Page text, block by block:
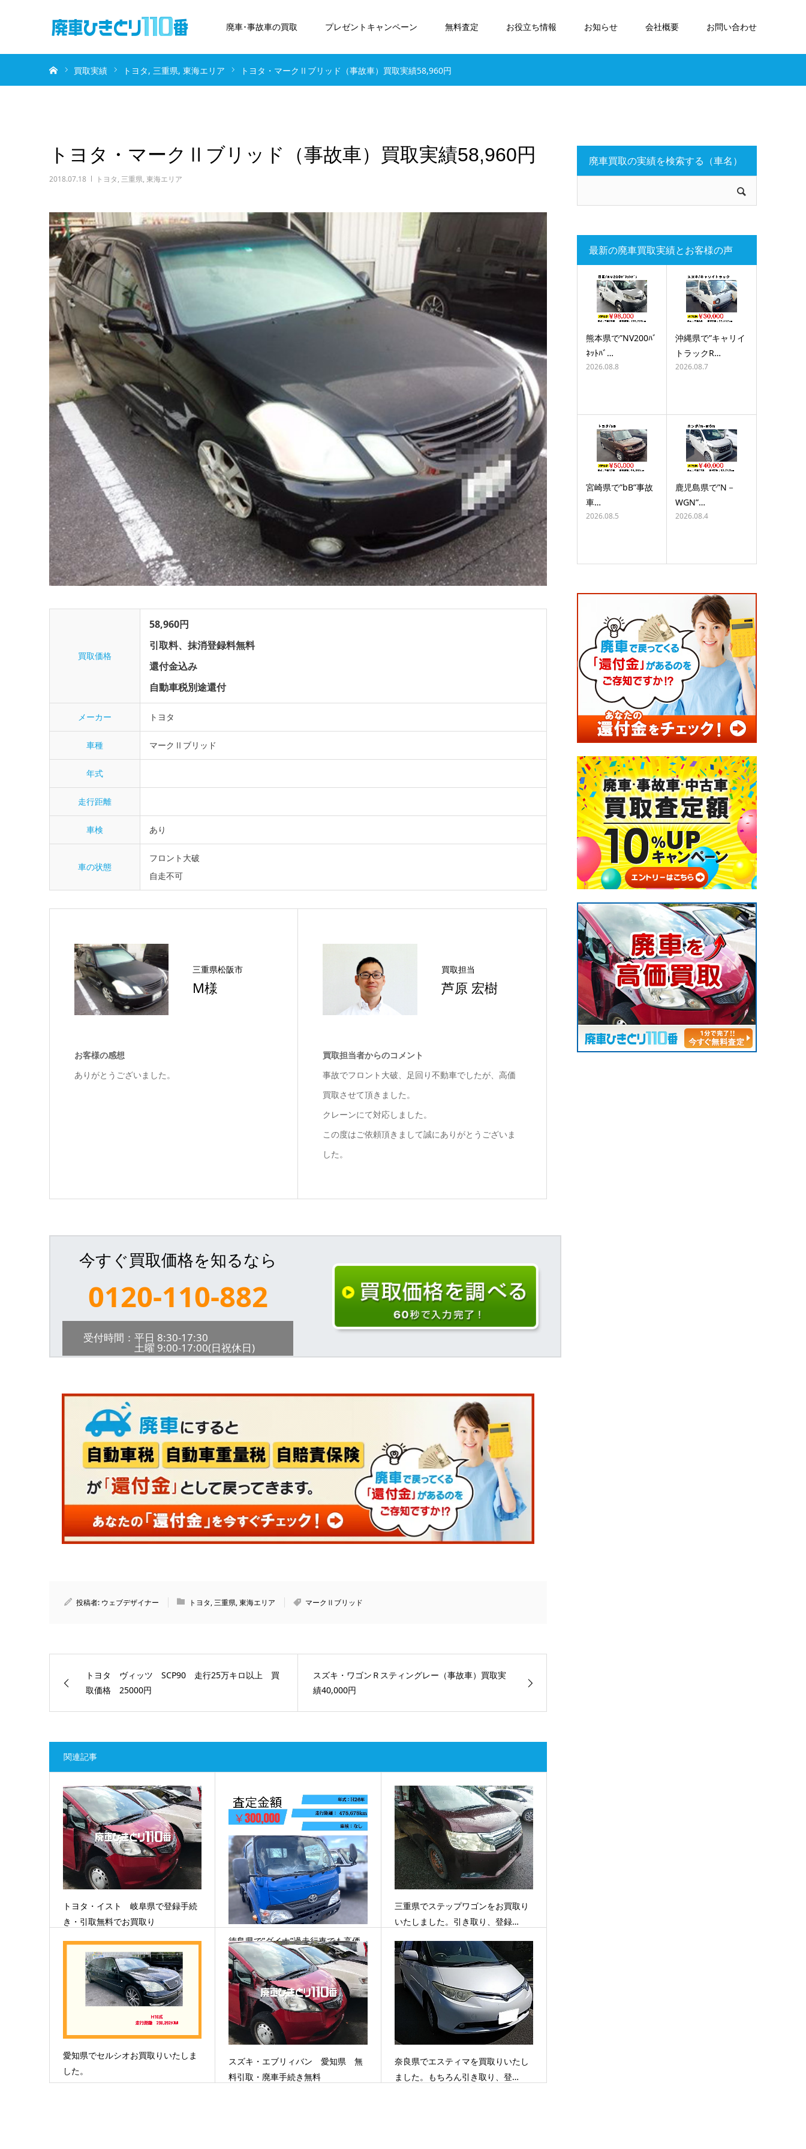
廃車･事故車の買取 プレゼントキャンペーン 無料査定 お役立ち情報 お知らせ 会社概要 お問い合わせ
買取実績 トヨタ 三重県 東海エリア トヨタ・マークⅡブリッド（事故車）買取実績58,960円
トヨタ・マークⅡブリッド（事故車）買取実績58,960円
2018.07.18 トヨタ, 三重県, 東海エリア
買取価格
58,960円
引取料、抹消登録料無料
還付金込み
自動車税別途還付
メーカー トヨタ
車種 マークⅡブリッド
年式
走行距離
車検 あり
車の状態
フロント大破
自走不可
三重県松阪市
M様
お客様の感想
ありがとうございました。
買取担当
芦原 宏樹
買取担当者からのコメント
事故でフロント大破、足回り不動車でしたが、高価
買取させて頂きました。
クレーンにて対応しました。
この度はご依頼頂きまして誠にありがとうございま
した。
今すぐ買取価格を知るなら
0120-110-882
受付時間：平日 8:30-17:30
土曜 9:00-17:00(日祝休日)
投稿者: ウェブデザイナー トヨタ,三重県,東海エリア マークⅡブリッド
トヨタ ヴィッツ SCP90 走行25万キロ以上 買
取価格 25000円
スズキ・ワゴンＲスティングレー（事故車）買取実
績40,000円
関連記事
トヨタ・イスト 岐阜県で登録手続
き・引取無料でお買取り
徳島県で”ダイナ”過走行車でも高価
買…
三重県でステップワゴンをお買取り
いたしました。引き取り、登録…
愛知県でセルシオお買取りいたしま
した。
スズキ・エブリィバン 愛知県 無
料引取・廃車手続き無料
奈良県でエスティマを買取りいたし
ました。もちろん引き取り、登…
廃車買取の実績を検索する（車名）
最新の廃車買取実績とお客様の声
熊本県で”NV200ﾊﾞ
ﾈｯﾄﾊﾞ…
2026.08.8
沖縄県で”キャリイ
トラックR…
2026.08.7
宮崎県で”bB”事故
車…
2026.08.5
鹿児島県で”N－
WGN”…
2026.08.4